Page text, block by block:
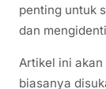
penting untuk
dan
Artikel ini akan
biasanya